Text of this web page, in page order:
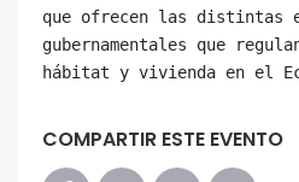
que ofrecen las distintas
gubernamentales que
COMPARTIR ESTE EVENTO